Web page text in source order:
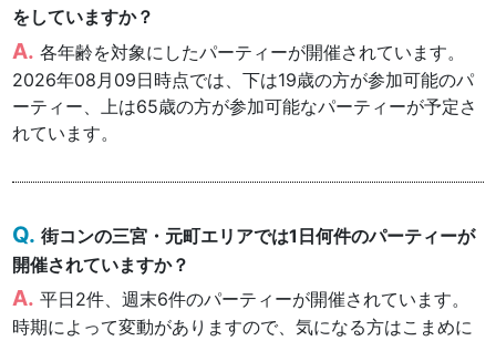
をしていますか？
各年齢を対象にしたパーティーが開催されています。
2026年08月09日時点では、下は19歳の方が参加可能のパ
ーティー、上は65歳の方が参加可能なパーティーが予定さ
れています。
街コンの三宮・元町エリアでは1日何件のパーティーが
開催されていますか？
平日2件、週末6件のパーティーが開催されています。
時期によって変動がありますので、気になる方はこまめに